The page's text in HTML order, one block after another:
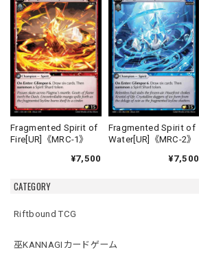
CATEGORY
Riftbound TCG
巫KANNAGIカードゲーム
Fragmented Spirit of
Fire[UR]《MRC-1》
¥7,500
Fragmented Spirit of
Water[UR]《MRC-2》
¥7,500